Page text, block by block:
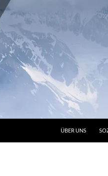
ÜBER UNS